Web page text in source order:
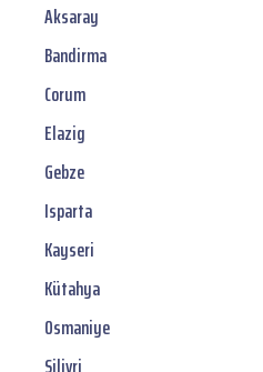
Aksaray
Bandirma
Corum
Elazig
Gebze
Isparta
Kayseri
Kütahya
Osmaniye